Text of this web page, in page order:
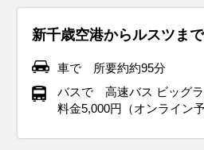
新千歳空港からルスツま
車で 所要約約95分
バスで 高速バス ビッグラ
料金5,000円（オンライン予